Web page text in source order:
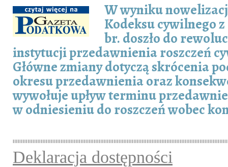
W wyniku
Kodeksu cywilnego
br. doszło do
instytucji przedawnienia roszczeń
Główne zmiany dotyczą skrócenia
okresu przedawnienia oraz
wywołuje upływ terminu
w odniesieniu do roszczeń wobec
Deklaracja dostępności